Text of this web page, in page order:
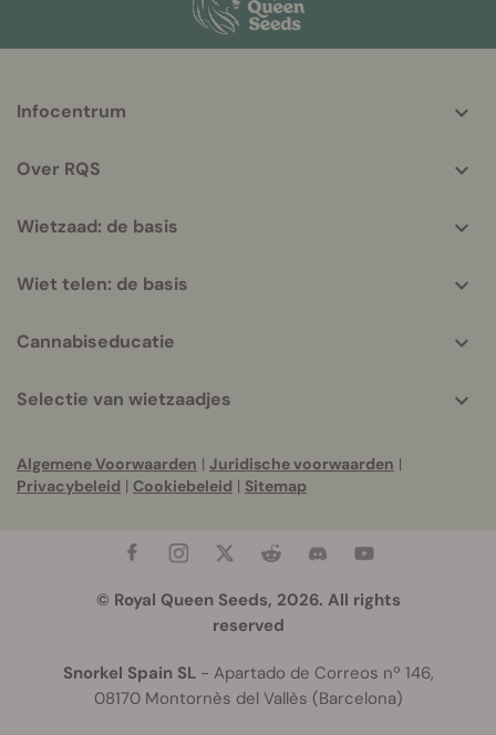
helpful
Infocentrum
Over RQS
Wietzaad: de basis
Wiet telen: de basis
Cannabiseducatie
Selectie van wietzaadjes
Algemene Voorwaarden | Juridische voorwaarden |
Privacybeleid | Cookiebeleid | Sitemap
© Royal Queen Seeds, 2026. All rights
reserved
Snorkel Spain SL- Apartado de Correos nº 146,
08170 Montornès del Vallès (Barcelona)